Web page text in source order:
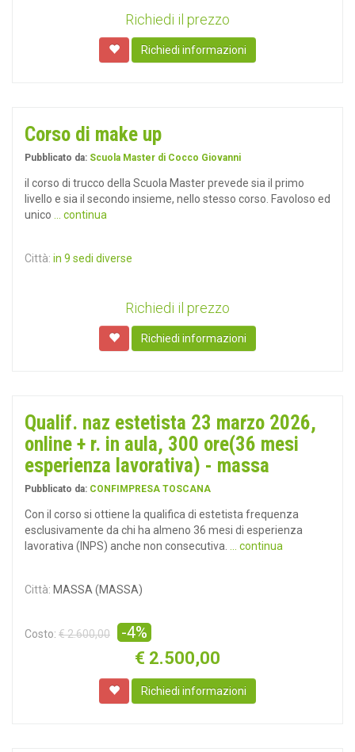
Richiedi il prezzo
Richiedi informazioni
Corso di make up
Pubblicato da: Scuola Master di Cocco Giovanni
il corso di trucco della Scuola Master prevede sia il primo
livello e sia il secondo insieme, nello stesso corso. Favoloso ed
unico
... continua
Città: in 9 sedi diverse
Richiedi il prezzo
Richiedi informazioni
Qualif. naz estetista 23 marzo 2026,
online + r. in aula, 300 ore(36 mesi
esperienza lavorativa) - massa
Pubblicato da: CONFIMPRESA TOSCANA
Con il corso si ottiene la qualifica di estetista frequenza
esclusivamente da chi ha almeno 36 mesi di esperienza
lavorativa (INPS) anche non consecutiva.
... continua
Città: MASSA (MASSA)
Costo: € 2.600,00 -4%
€ 2.500,00
Richiedi informazioni